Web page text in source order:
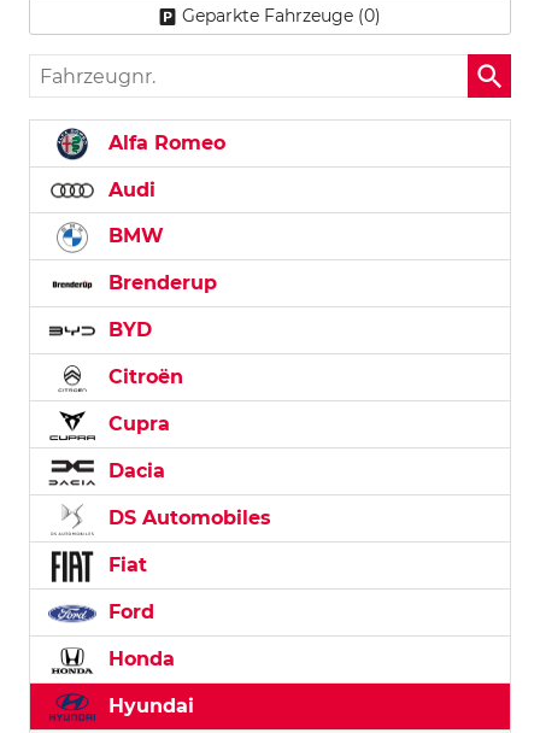
Geparkte Fahrzeuge (0)
Fahrzeugnr.
Alfa Romeo
Audi
BMW
Brenderup
BYD
Citroën
Cupra
Dacia
DS Automobiles
Fiat
Ford
Honda
Hyundai